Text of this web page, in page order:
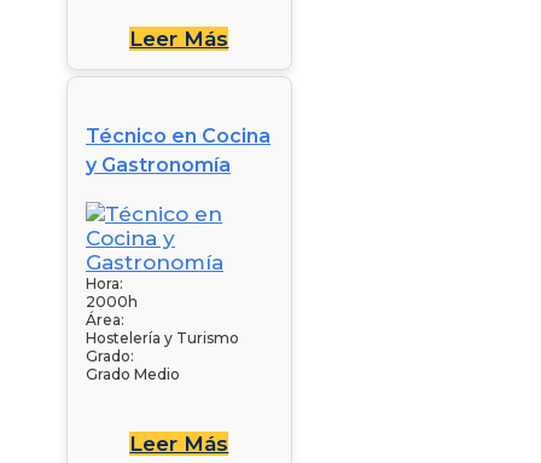
Leer Más
Técnico en Cocina
y Gastronomía
Hora:
2000h
Área:
Hostelería y Turismo
Grado:
Grado Medio
Leer Más